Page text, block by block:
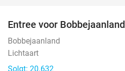
Entree voor Bobbejaanland
Bobbejaanland
Lichtaart
Solgt: 20.632